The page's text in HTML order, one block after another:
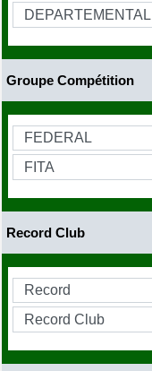
Groupe Compétition
Record Club